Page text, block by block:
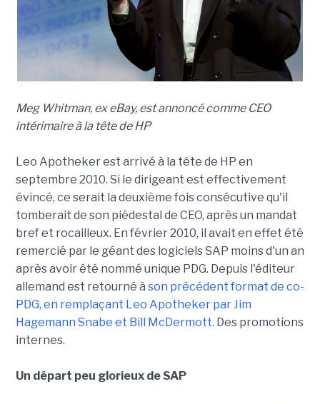
Meg Whitman, ex eBay, est annoncé comme CEO
intérimaire à la tête de HP
Leo Apotheker est arrivé à la tête de HP en
septembre 2010. Si le dirigeant est effectivement
évincé, ce serait la deuxième fois consécutive qu'il
tomberait de son piédestal de CEO, après un mandat
bref et rocailleux. En février 2010, il avait en effet été
remercié par le géant des logiciels SAP moins d'un an
après avoir été nommé unique PDG. Depuis l'éditeur
allemand est retourné à son précédent format de co-
PDG, en remplaçant Leo Apotheker par Jim
Hagemann Snabe et Bill McDermott. Des promotions
internes.
Un départ peu glorieux de SAP